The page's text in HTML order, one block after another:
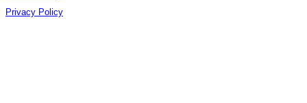
Privacy Policy